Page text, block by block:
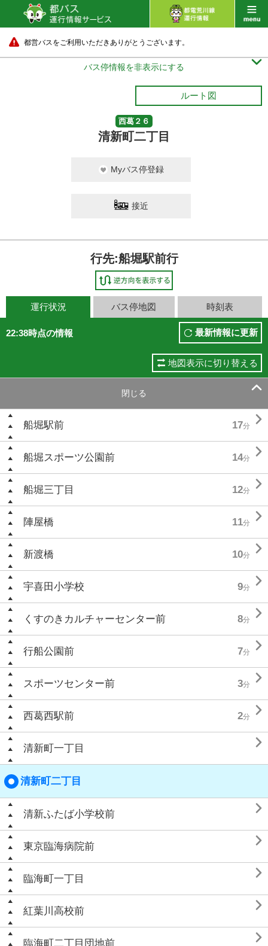
都営バスをご利用いただきありがとうございます。
バス停情報を非表示にする 
ルート図
西葛２６
清新町二丁目
Myバス停登録
接近
行先:船堀駅前行
運行状況 バス停地図 時刻表
22:38時点の情報 最新情報に更新
地図表示に切り替える
閉じる 
船堀駅前 17分 
船堀スポーツ公園前 14分 
船堀三丁目 12分 
陣屋橋 11分 
新渡橋 10分 
宇喜田小学校 9分 
くすのきカルチャーセンター前 8分 
行船公園前 7分 
スポーツセンター前 3分 
西葛西駅前 2分 
清新町一丁目 
清新町二丁目
清新ふたば小学校前 
東京臨海病院前 
臨海町一丁目 
紅葉川高校前 
臨海町二丁目団地前 